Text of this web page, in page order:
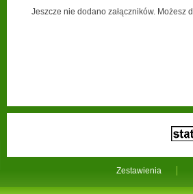
Jeszcze nie dodano załączników. Możesz
Zestawienia